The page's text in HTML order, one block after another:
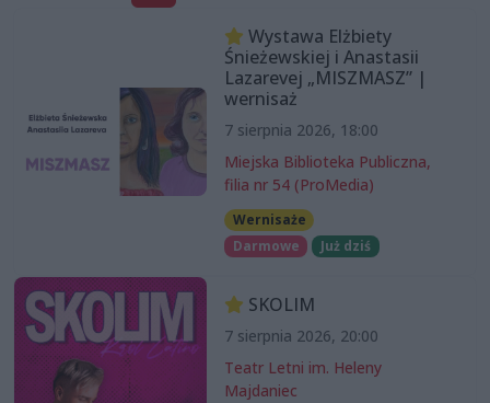
Wystawa Elżbiety
Śnieżewskiej i Anastasii
Lazarevej „MISZMASZ” |
wernisaż
7 sierpnia 2026, 18:00
Miejska Biblioteka Publiczna,
filia nr 54 (ProMedia)
Wernisaże
Darmowe
Już dziś
SKOLIM
7 sierpnia 2026, 20:00
Teatr Letni im. Heleny
Majdaniec